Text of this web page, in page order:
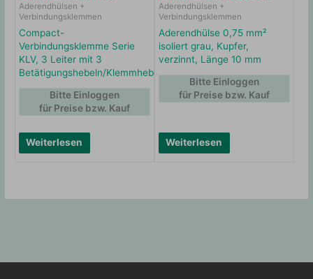
Aderendhülsen +
Verbindungsklemmen
Compact-
Verbindungsklemme Serie
KLV, 3 Leiter mit 3
Betätigungshebeln/Klemmhebeln
Weiterlesen
Bitte Einloggen
für Preise bzw. Kauf
Aderendhülsen +
Verbindungsklemmen
Aderendhülse 0,75 mm²
isoliert grau, Kupfer,
verzinnt, Länge 10 mm
Weiterlesen
Bitte Einloggen
für Preise bzw. Kauf